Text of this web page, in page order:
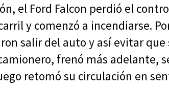
el Ford Falcon perdió el
y comenzó a incendiarse.
salir del auto y así evitar
frenó más adelante,
retomó su circulación en